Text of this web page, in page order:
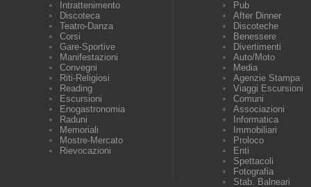
Intrattenimento
Discoteca
Teatro-Danza
Corsi
Gare-Sportive
Manifestazioni
Convegni
Riti-Religiosi
Reading
Escursioni
Enogastronomia
Raduni
Memoriali
Mostre-Mercato
Rievocazioni
Pub
After Dinner
Discoteche
Benessere
Divertimenti
Auto/Moto
Media
Agenzie Stampa
Viaggi Escursioni
Comuni
Associazioni
Informatica
Immobiliari
Proloco
Enti
Spettacoli
Fotografia
Stab. Balneari